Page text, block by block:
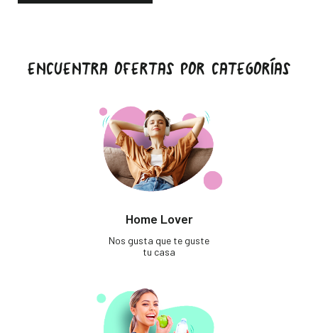
ENCUENTRA OFERTAS POR CATEGORÍAS
Home Lover
Nos gusta que te guste
tu casa